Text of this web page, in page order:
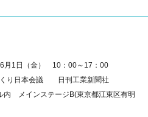
月1日（金） 10：00～17：00
り日本会議 日刊工業新聞社
メインステージB(東京都江東区有明